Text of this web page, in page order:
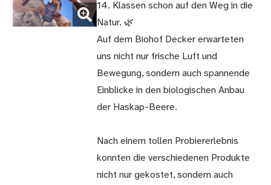
vergrößern)
14. Klassen schon auf den Weg in die
Natur. 🌿
Auf dem Biohof Decker erwarteten
uns nicht nur frische Luft und
Bewegung, sondern auch spannende
Einblicke in den biologischen Anbau
der Haskap-Beere.
Nach einem tollen Probiererlebnis
konnten die verschiedenen Produkte
nicht nur gekostet, sondern auch